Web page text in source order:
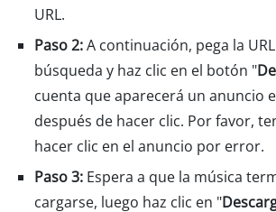
URL.
Paso 2:A continuación, pega la
búsqueda y haz clic en el botón "
cuenta que aparecerá un anuncio
después de hacer clic. Por favor,
hacer clic en el anuncio por error.
Paso 3: Espera a que la música
cargarse, luego haz clic en "